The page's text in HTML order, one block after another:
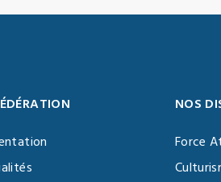
NOS
Force